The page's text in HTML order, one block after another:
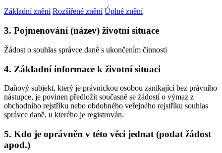
Základní znění Rozšířené znění Úplné znění
3. Pojmenování (název) životní situace
Žádost o souhlas správce daně s ukončením činnosti
4. Základní informace k životní situaci
Daňový subjekt, který je právnickou osobou zanikající bez právního
nástupce, je povinen předložit současně se žádostí o výmaz z
obchodního rejstříku nebo obdobného veřejného rejstříku souhlas
správce daně, u kterého je registrován.
5. Kdo je oprávněn v této věci jednat (podat žádost
apod.)